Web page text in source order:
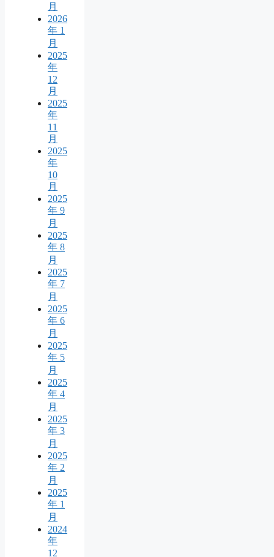
月
2026
年 1
月
2025
年
12
月
2025
年
11
月
2025
年
10
月
2025
年 9
月
2025
年 8
月
2025
年 7
月
2025
年 6
月
2025
年 5
月
2025
年 4
月
2025
年 3
月
2025
年 2
月
2025
年 1
月
2024
年
12